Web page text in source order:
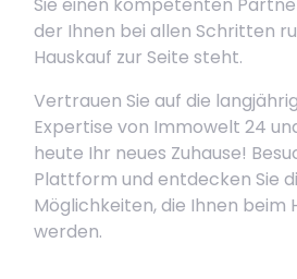
der Ihnen bei allen Schritten
Hauskauf zur Seite steht.
Vertrauen Sie auf die
Expertise von Immowelt 24
heute Ihr neues Zuhause!
Plattform und entdecken Sie
Möglichkeiten, die Ihnen beim
werden.